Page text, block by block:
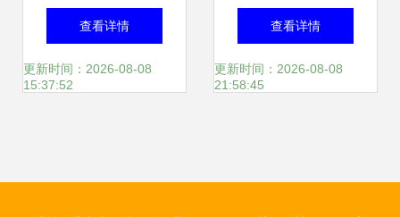
校园美食品鉴会获
师生赞誉
查看详情
更新时间：2026-08-08
15:37:52
食火锅的革新之
选，餐饮行业的新
查看详情
更新时间：2026-08-08
21:58:45